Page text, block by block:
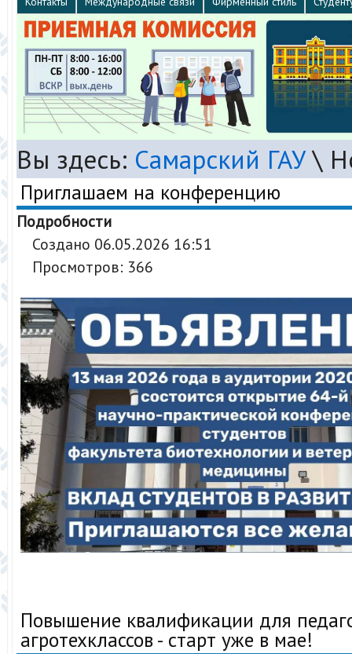
Вы здесь: Самарский ГАУ\
Приглашаем на конференцию
Подробности
Создано 06.05.2026 16:51
Просмотров: 366
Повышение квалификации для
агротехклассов - старт уже в мае!